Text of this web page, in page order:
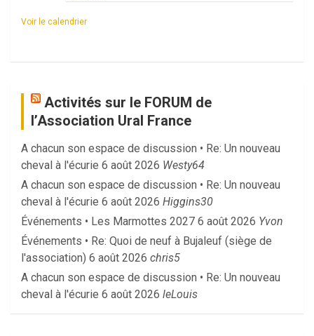
Voir le calendrier
Activités sur le FORUM de
l’Association Ural France
A chacun son espace de discussion • Re: Un nouveau
cheval à l'écurie 6 août 2026 Westy64
A chacun son espace de discussion • Re: Un nouveau
cheval à l'écurie 6 août 2026 Higgins30
Événements • Les Marmottes 2027 6 août 2026 Yvon
Événements • Re: Quoi de neuf à Bujaleuf (siège de
l'association) 6 août 2026 chris5
A chacun son espace de discussion • Re: Un nouveau
cheval à l'écurie 6 août 2026 leLouis